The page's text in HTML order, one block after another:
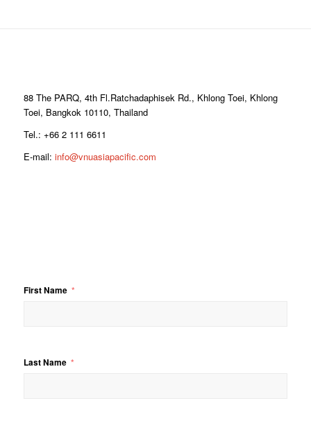
88 The PARQ, 4th Fl.Ratchadaphisek Rd., Khlong Toei, Khlong
Toei, Bangkok 10110, Thailand
Tel.: +66 2 111 6611
E-mail: info@vnuasiapacific.com
First Name
Last Name